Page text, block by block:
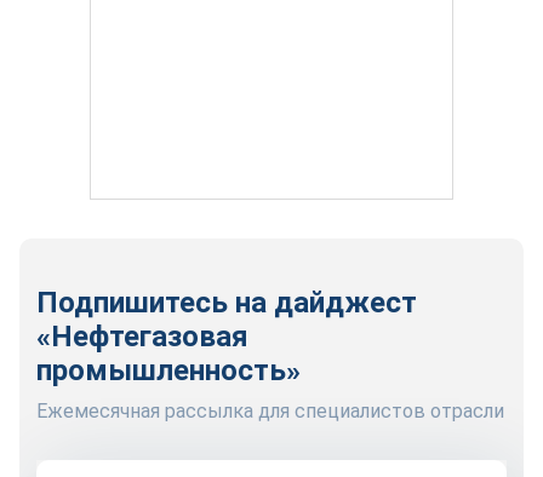
Подпишитесь на дайджест
«Нефтегазовая
промышленность»
Ежемесячная рассылка для специалистов отрасли